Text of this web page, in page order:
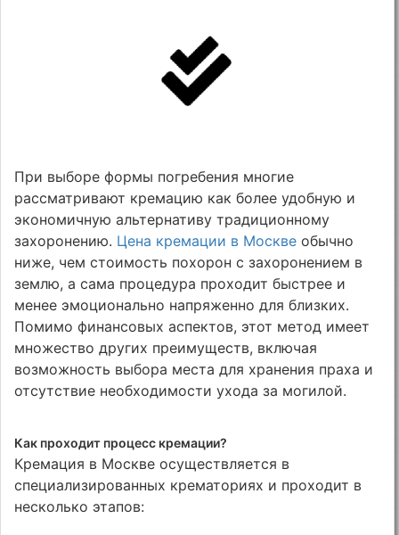
При выборе формы погребения многие
рассматривают кремацию как более удобную и
экономичную альтернативу традиционному
захоронению. Цена кремации в Москве обычно
ниже, чем стоимость похорон с захоронением в
землю, а сама процедура проходит быстрее и
менее эмоционально напряженно для близких.
Помимо финансовых аспектов, этот метод имеет
множество других преимуществ, включая
возможность выбора места для хранения праха и
отсутствие необходимости ухода за могилой.
Как проходит процесс кремации?
Кремация в Москве осуществляется в
специализированных крематориях и проходит в
несколько этапов: